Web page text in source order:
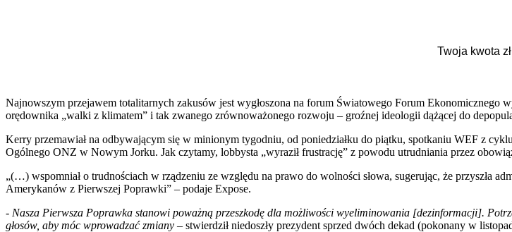
Najnowszym przejawem totalitarnych zakusów jest wygłoszona na forum Światowego Forum Ekonomicznego
orędownika „walki z klimatem” i tak zwanego zrównoważonego rozwoju – groźnej ideologii dążącej do
Kerry przemawiał na odbywającym się w minionym tygodniu, od poniedziałku do piątku, spotkaniu WEF z cyklu
Ogólnego ONZ w Nowym Jorku. Jak czytamy, lobbysta „wyraził frustrację” z powodu utrudniania przez
„(…) wspomniał o trudnościach w rządzeniu ze względu na prawo do wolności słowa, sugerując, że przyszła
Amerykanów z Pierwszej Poprawki” – podaje Expose.
- Nasza Pierwsza Poprawka stanowi poważną przeszkodę dla możliwości wyeliminowania [dezinformacji].
głosów, aby móc wprowadzać zmiany – stwierdził niedoszły prezydent sprzed dwóch dekad (pokonany w